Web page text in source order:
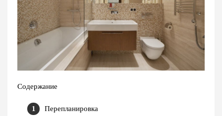
Содержание
Перепланировка